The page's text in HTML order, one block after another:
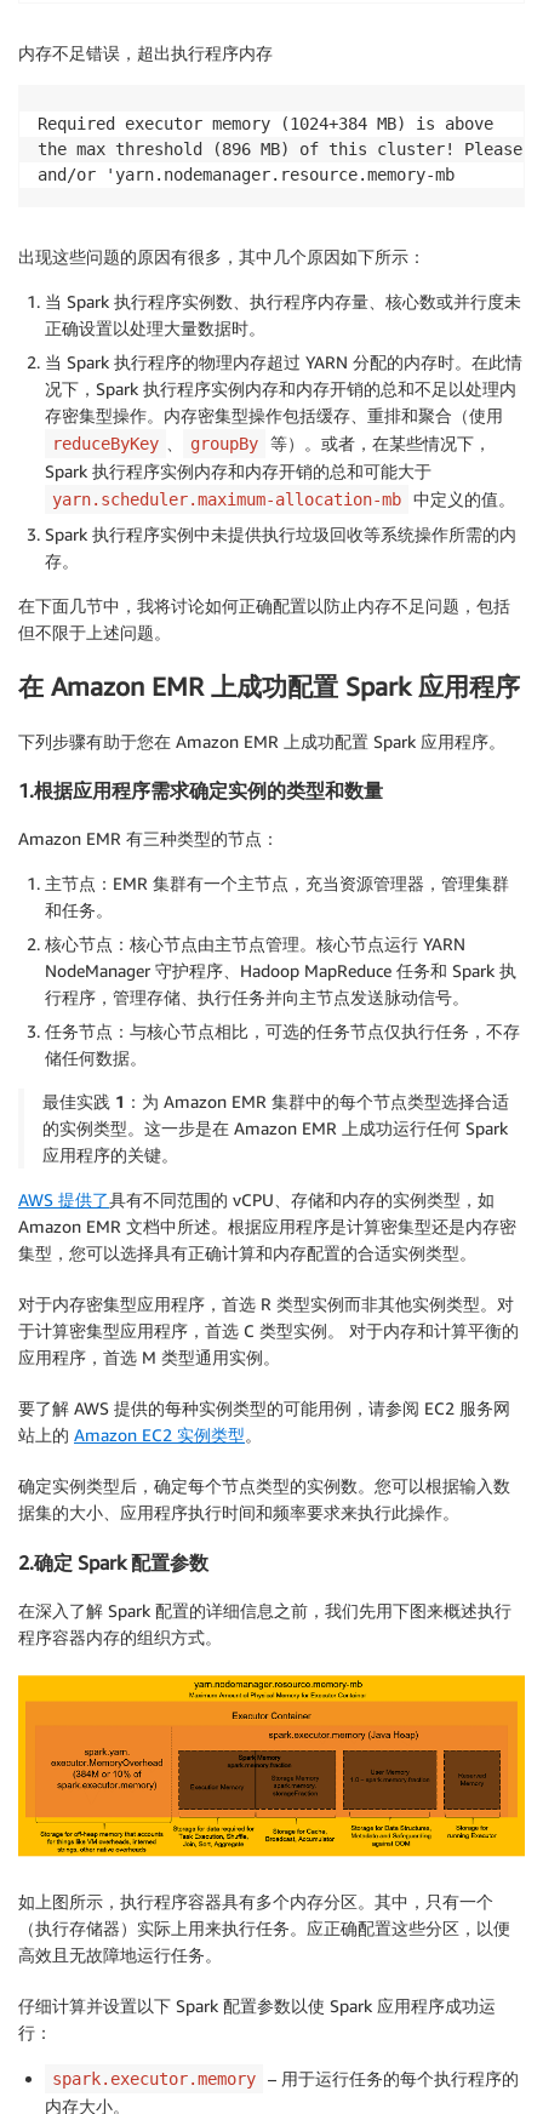
内存不足错误，超出执行程序内存
Required executor memory (1024+384 MB) is above
the max threshold (896 MB) of this cluster! Please
and/or 'yarn.nodemanager.resource.memory-mb
出现这些问题的原因有很多，其中几个原因如下所示：
当 Spark 执行程序实例数、执行程序内存量、核心数或并行度未
正确设置以处理大量数据时。
当 Spark 执行程序的物理内存超过 YARN 分配的内存时。在此情
况下，Spark 执行程序实例内存和内存开销的总和不足以处理内
存密集型操作。内存密集型操作包括缓存、重排和聚合（使用
reduceByKey groupBy
等）。或者，在某些情况下，
Spark 执行程序实例内存和内存开销的总和可能大于
yarn.scheduler.maximum-allocation-mb
中定义的值。
Spark 执行程序实例中未提供执行垃圾回收等系统操作所需的内
存。
在下面几节中，我将讨论如何正确配置以防止内存不足问题，包括
但不限于上述问题。
在 Amazon EMR 上成功配置 Spark 应用程序
下列步骤有助于您在 Amazon EMR 上成功配置 Spark 应用程序。
1.根据应用程序需求确定实例的类型和数量
Amazon EMR 有三种类型的节点：
主节点：EMR 集群有一个主节点，充当资源管理器，管理集群
和任务。
核心节点：核心节点由主节点管理。核心节点运行 YARN
NodeManager 守护程序、Hadoop MapReduce 任务和 Spark 执
行程序，管理存储、执行任务并向主节点发送脉动信号。
任务节点：与核心节点相比，可选的任务节点仅执行任务，不存
储任何数据。
最佳实践 1： 为 Amazon EMR 集群中的每个节点类型选择合适
的实例类型。这一步是在 Amazon EMR 上成功运行任何 Spark
应用程序的关键。
AWS 提供了具有不同范围的 vCPU、存储和内存的实例类型，如
Amazon EMR 文档中所述。根据应用程序是计算密集型还是内存密
集型，您可以选择具有正确计算和内存配置的合适实例类型。
对于内存密集型应用程序，首选 R 类型实例而非其他实例类型。对
于计算密集型应用程序，首选 C 类型实例。 对于内存和计算平衡的
应用程序，首选 M 类型通用实例。
要了解 AWS 提供的每种实例类型的可能用例，请参阅 EC2 服务网
站上的 Amazon EC2 实例类型。
确定实例类型后，确定每个节点类型的实例数。您可以根据输入数
据集的大小、应用程序执行时间和频率要求来执行此操作。
2.确定 Spark 配置参数
在深入了解 Spark 配置的详细信息之前，我们先用下图来概述执行
程序容器内存的组织方式。
如上图所示，执行程序容器具有多个内存分区。其中，只有一个
（执行存储器）实际上用来执行任务。应正确配置这些分区，以便
高效且无故障地运行任务。
仔细计算并设置以下 Spark 配置参数以使 Spark 应用程序成功运
行：
spark.executor.memory
– 用于运行任务的每个执行程序的
内存大小。